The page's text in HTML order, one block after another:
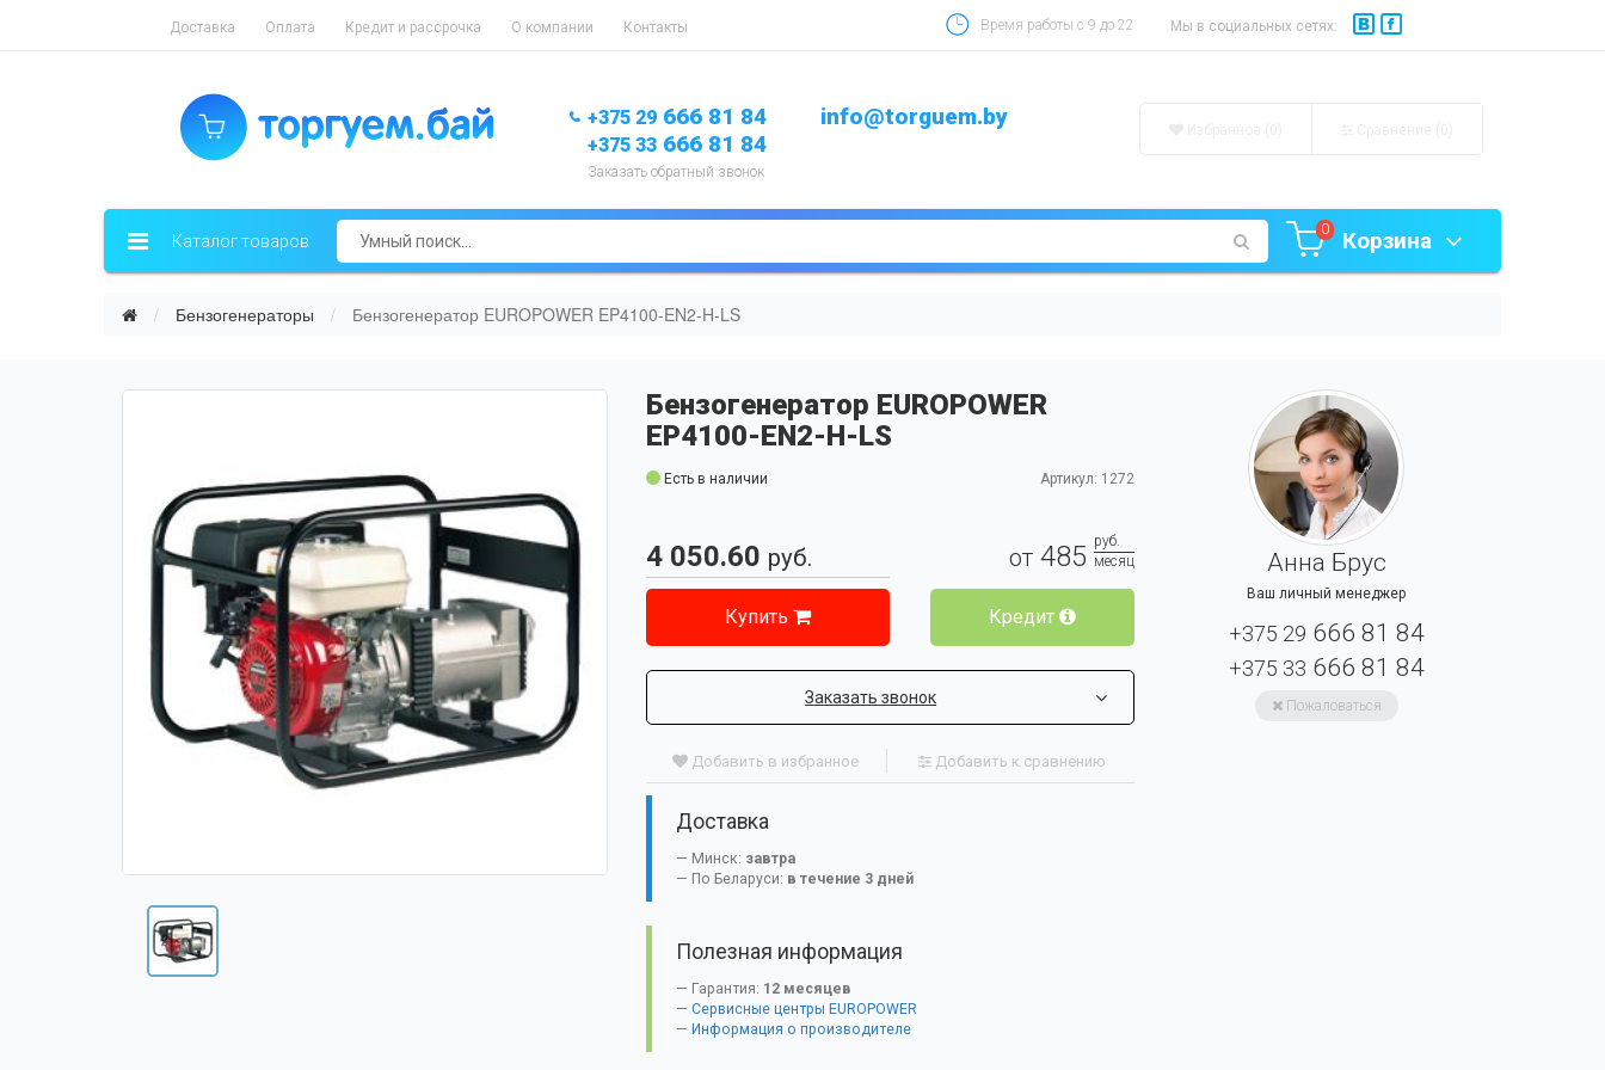
Доставка Оплата Кредит и рассрочка О компании Контакты Время работы с 9 до 22 Мы в социальных сетях:
+375 29 666 81 84
+375 33 666 81 84
Заказать обратный звонок
info@torguem.by
Каталог товаров
0 Корзина
Бензогенераторы Бензогенератор EUROPOWER EP4100-EN2-H-LS
Бензогенератор EUROPOWER
EP4100-EN2-H-LS
Есть в наличии Артикул: 1272
4 050.60 руб. от 485 руб.
месяц
Купить Кредит
Заказать звонок
Добавить в избранное Добавить к сравнению
Доставка
Минск: завтра
По Беларуси: в течение 3 дней
Полезная информация
Гарантия: 12 месяцев
Сервисные центры EUROPOWER
Информация о производителе
Анна Брус
Ваш личный менеджер
+375 29 666 81 84
+375 33 666 81 84
Пожаловаться